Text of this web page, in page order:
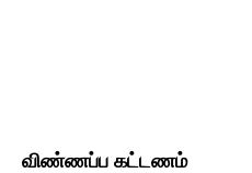
விண்ணப்ப கட்டணம்